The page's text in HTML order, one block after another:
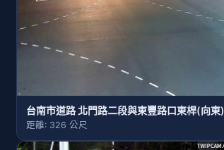
台南市道路 北門路二段與東豐路口東桿(向東)
距離: 326 公尺